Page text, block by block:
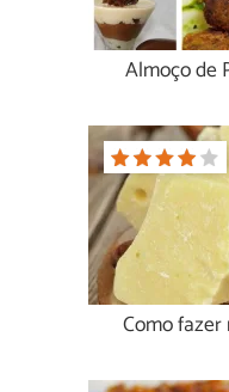
Almoço de
Como